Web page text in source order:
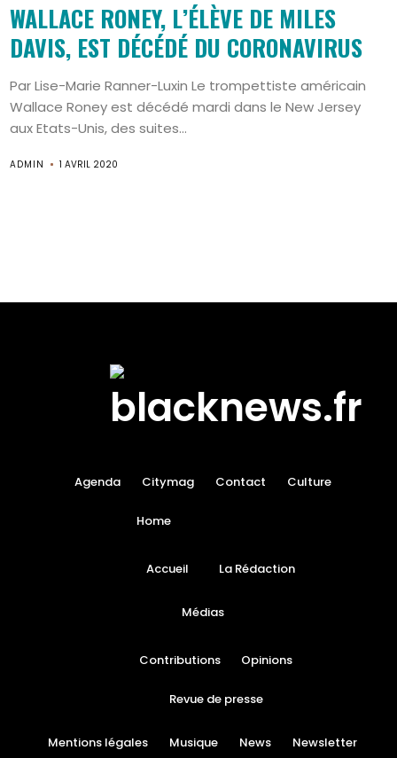
WALLACE RONEY, L’ÉLÈVE DE MILES
DAVIS, EST DÉCÉDÉ DU CORONAVIRUS
Par Lise-Marie Ranner-Luxin Le trompettiste américain
Wallace Roney est décédé mardi dans le New Jersey
aux Etats-Unis, des suites...
ADMIN 1 AVRIL 2020
Agenda Citymag Contact Culture
Home
Accueil La Rédaction
Médias
Contributions Opinions
Revue de presse
Mentions légales Musique News Newsletter